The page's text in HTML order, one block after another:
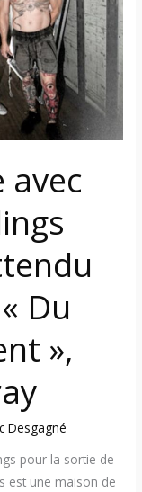
avec
Du
»,
Desgagné
pour la sortie de
est une maison de